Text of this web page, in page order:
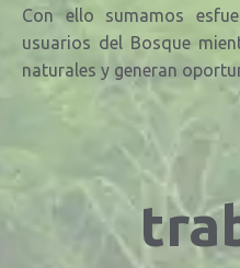
Con ello sumamos
usuarios del Bosque
naturales y generan